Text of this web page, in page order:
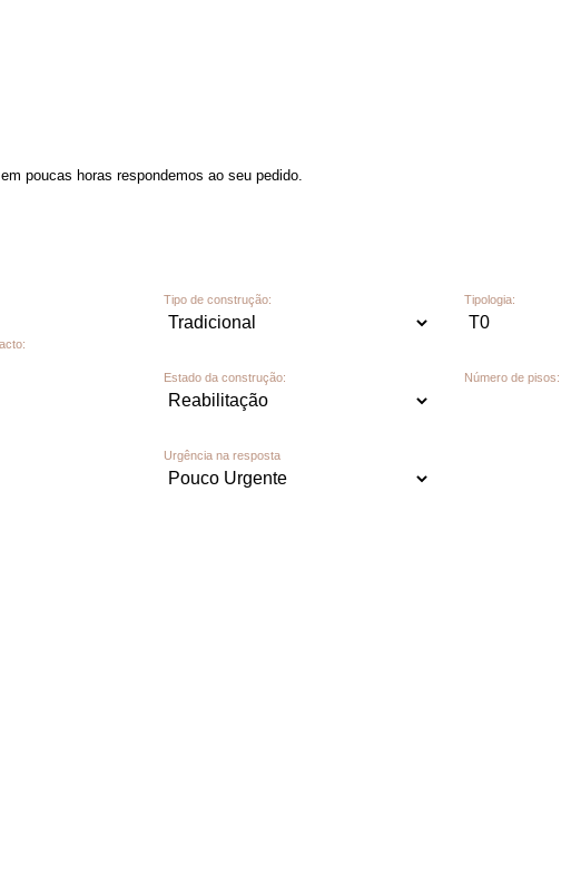
poucas horas respondemos ao seu pedido.
Tipo de construção: Tipologia:
Estado da construção: Número de pisos:
Urgência na resposta